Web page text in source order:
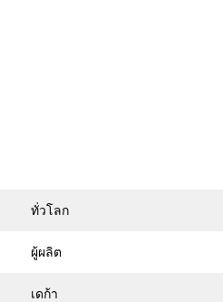
ทั่วโลก
ผู้ผลิต
เดก้า